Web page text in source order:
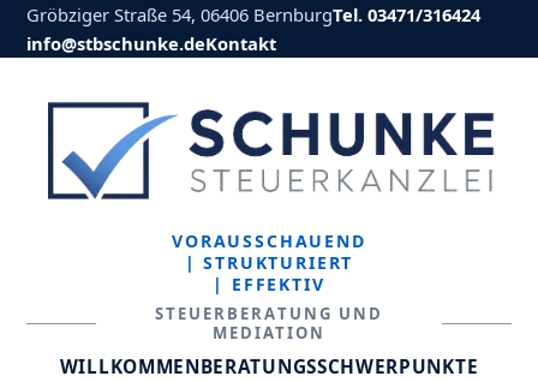
Gröbziger Straße 54, 06406 BernburgTel. 03471/316424
info@stbschunke.deKontakt
VORAUSSCHAUEND
| STRUKTURIERT
| EFFEKTIV
STEUERBERATUNG UND
MEDIATION
WILLKOMMENBERATUNGSSCHWERPUNKTE